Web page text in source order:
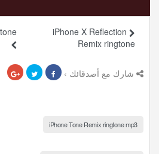
iPhone X Reflection
Remix ringtone
شارك مع أصدقائك ›
iPhone Tone Remix ringtone mp3